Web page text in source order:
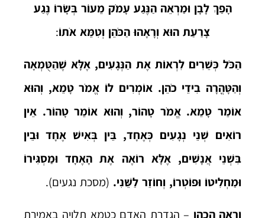
הָפַךְ לָבָן וּמַרְאֵה הַנֶּגַע עָמֹק מֵעוֹר בְּשָׂרוֹ נֶגַע
צָרַעַת הוּא וְרָאָהוּ הַכֹּהֵן וְטִמֵּא אֹתוֹ:
הַכֹּל כְּשֵׁרִים לִרְאוֹת אֶת הַנְּגָעִים, אֶלָּא שֶׁהַטֻּמְאָה
וְהַטָּהֳרָה בִידֵי כֹהֵן. אוֹמְרִים לוֹ אֱמֹר טָמֵא, וְהוּא
אוֹמֵר טָמֵא. אֱמֹר טָהוֹר, וְהוּא אוֹמֵר טָהוֹר. אֵין
רוֹאִים שְׁנֵי נְגָעִים כְּאֶחָד, בֵּין בְּאִישׁ אֶחָד וּבֵין
בִּשְׁנֵי אֲנָשִׁים, אֶלָּא רוֹאֶה אֶת הָאֶחָד וּמַסְגִּירוֹ
וּמַחְלִיטוֹ וּפוֹטְרוֹ, וְחוֹזֵר לַשֵּׁנִי. (מסכת נגעים).
וראה הכהן – הגדרת האדם כטמא תלויה באמירת